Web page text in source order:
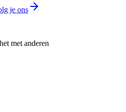
je ons
met anderen